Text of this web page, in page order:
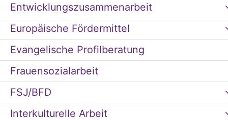
Entwicklungszusammenarbeit
Europäische Fördermittel
Evangelische Profilberatung
Frauensozialarbeit
FSJ/BFD
Interkulturelle Arbeit